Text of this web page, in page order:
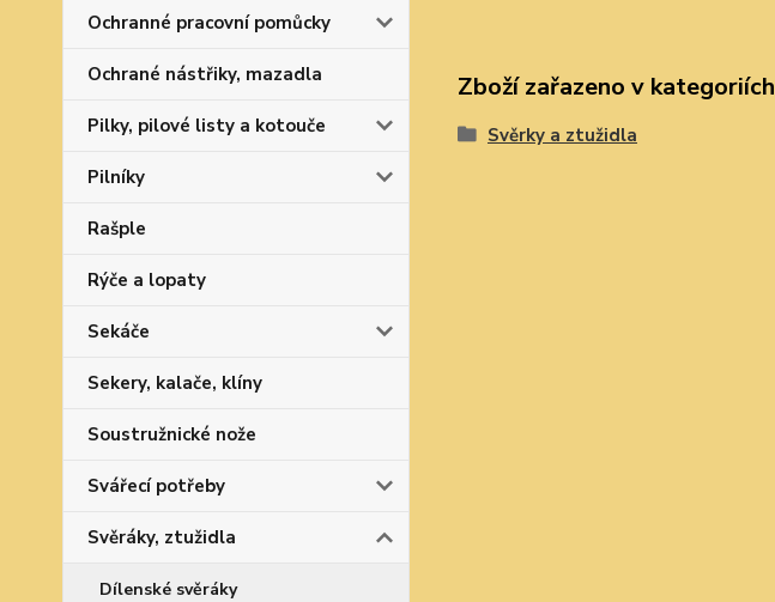
Ochranné pracovní pomůcky
Ochrané nástřiky, mazadla
Pilky, pilové listy a kotouče
Pilníky
Rašple
Rýče a lopaty
Sekáče
Sekery, kalače, klíny
Soustružnické nože
Svářecí potřeby
Svěráky, ztužidla
Dílenské svěráky
Zboží zařazeno v kategoriích
Svěrky a ztužidla